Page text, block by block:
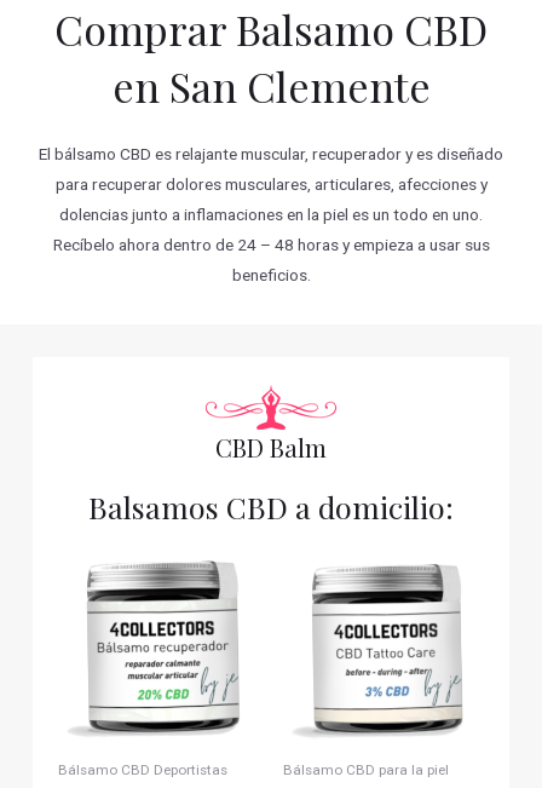
Comprar Balsamo CBD
en San Clemente
El bálsamo CBD es relajante muscular, recuperador y es diseñado
para recuperar dolores musculares, articulares, afecciones y
dolencias junto a inflamaciones en la piel es un todo en uno.
Recíbelo ahora dentro de 24 – 48 horas y empieza a usar sus
beneficios.
CBD Balm
Balsamos CBD a domicilio:
Bálsamo CBD Deportistas Bálsamo CBD para la piel